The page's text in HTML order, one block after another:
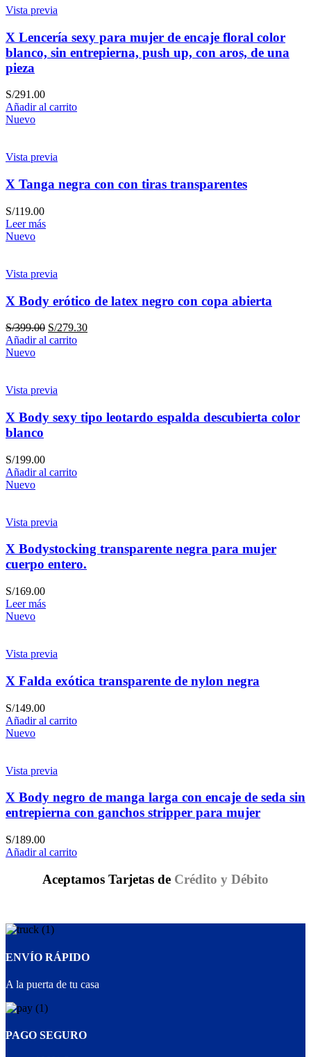
Vista previa
X Lencería sexy para mujer de encaje floral color
blanco, sin entrepierna, push up, con aros, de una
pieza
S/291.00
Añadir al carrito
Nuevo
Vista previa
X Tanga negra con con tiras transparentes
S/119.00
Leer más
Nuevo
Vista previa
X Body erótico de latex negro con copa abierta
S/399.00 S/279.30
Añadir al carrito
Nuevo
Vista previa
X Body sexy tipo leotardo espalda descubierta color
blanco
S/199.00
Añadir al carrito
Nuevo
Vista previa
X Bodystocking transparente negra para mujer
cuerpo entero.
S/169.00
Leer más
Nuevo
Vista previa
X Falda exótica transparente de nylon negra
S/149.00
Añadir al carrito
Nuevo
Vista previa
X Body negro de manga larga con encaje de seda sin
entrepierna con ganchos stripper para mujer
S/189.00
Añadir al carrito
Aceptamos Tarjetas de Crédito y Débito
ENVÍO RÁPIDO
A la puerta de tu casa
PAGO SEGURO